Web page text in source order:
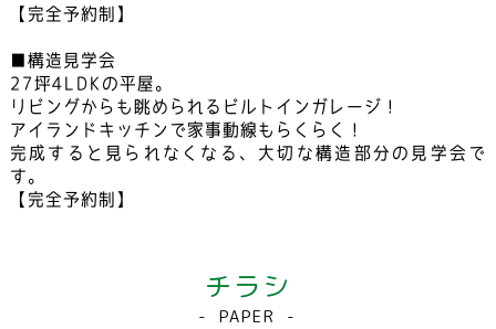
【完全予約制】
■構造見学会
27坪4LDKの平屋。
リビングからも眺められるビルトインガレージ！
アイランドキッチンで家事動線もらくらく！
完成すると見られなくなる、大切な構造部分の見学会で
す。
【完全予約制】
チラシ
PAPER